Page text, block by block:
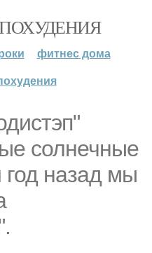
фитнес дома
солнечные
год назад мы